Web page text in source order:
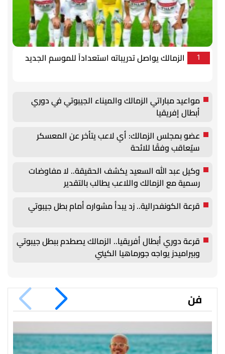
1 الزمالك يواصل تدريباته استعداداً للموسم الجديد
مواعيد مباراتي الزمالك والميناء الجيبوتي في دوري
أبطال إفريقيا
عضو بمجلس الزمالك: أي لاعب يتأخر عن المعسكر
سيُعاقب وفقًا للائحة
وكيل عبد الله السعيد يكشف الحقيقة.. لا مفاوضات
رسمية مع الزمالك واللاعب يطالب بالتقدير
قرعة الكونفدرالية.. زد يبدأ مشواره أمام بطل جيبوتي
قرعة دوري أبطال أفريقيا.. الزمالك يصطدم ببطل جيبوتي
وبيراميدز يواجه جورماهيا الكيني
فن